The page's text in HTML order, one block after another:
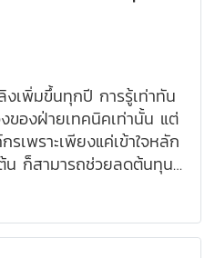
งเพิ่มขึ้นทุกปี การรู้เท่าทัน
งของฝ่ายเทคนิคเท่านั้น แต่
เพราะเพียงแค่เข้าใจหลัก
น ก็สามารถช่วยลดต้นทุน
พิ่มเลย